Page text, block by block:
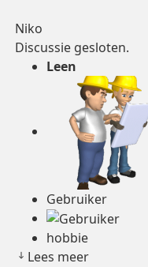
Niko
Discussie gesloten.
Leen
Gebruiker
hobbie
Lees meer